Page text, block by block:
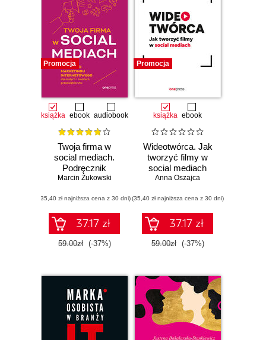
Promocja
książka ebook audiobook
Twoja firma w
social mediach.
Podręcznik
marketingu
małych i średnich
przedsiębiorstw.
Wydanie IV
poszerzone
Marcin Żukowski
(35,40 zł najniższa cena z 30 dni)
37.17 zł
59.00zł (-37%)
Promocja
książka ebook
Wideotwórca. Jak
tworzyć filmy w
social mediach
Anna Oszajca
(35,40 zł najniższa cena z 30 dni)
37.17 zł
59.00zł (-37%)